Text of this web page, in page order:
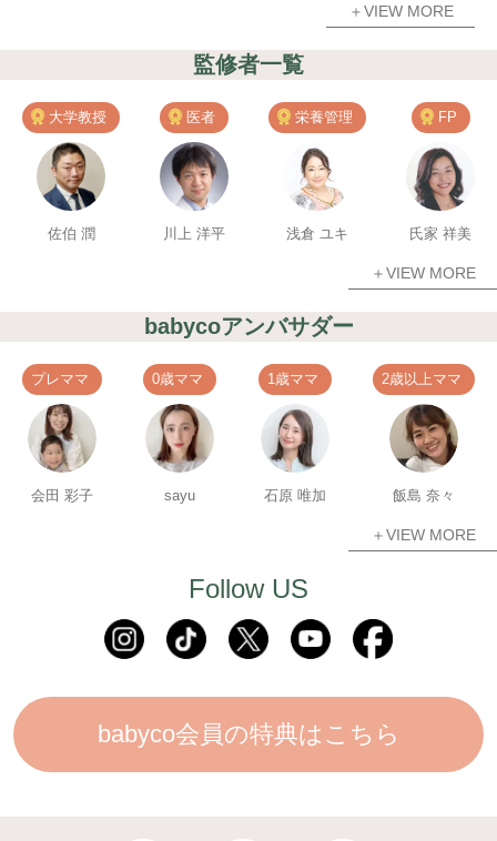
＋VIEW MORE
監修者一覧
大学教授
佐伯 潤
医者
川上 洋平
栄養管理
浅倉 ユキ
FP
氏家 祥美
＋VIEW MORE
babycoアンバサダー
プレママ
会田 彩子
0歳ママ
sayu
1歳ママ
石原 唯加
2歳以上ママ
飯島 奈々
＋VIEW MORE
Follow US
babyco会員の特典はこちら